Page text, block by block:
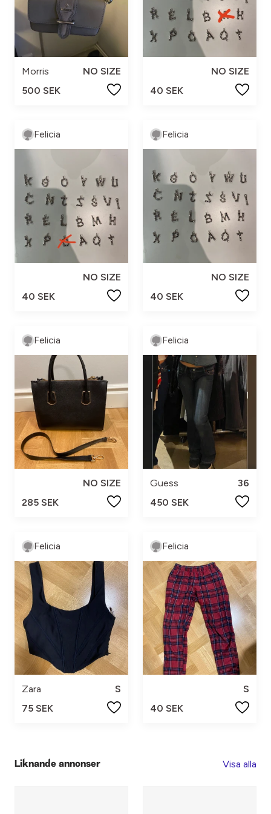
Morris
NO SIZE
500 SEK
NO SIZE
40 SEK
Felicia
NO SIZE
40 SEK
Felicia
NO SIZE
40 SEK
Felicia
NO SIZE
285 SEK
Felicia
Guess
36
450 SEK
Felicia
Zara
S
75 SEK
Felicia
S
40 SEK
Liknande annonser Visa alla